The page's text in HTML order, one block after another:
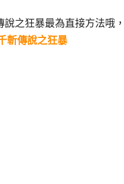
之狂暴最為直接方法哦
斬傳說之狂暴